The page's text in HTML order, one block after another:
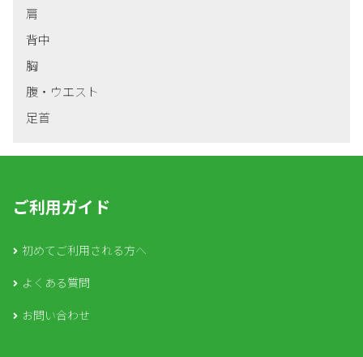
肩
背中
胸
腹・ウエスト
足首
ご利用ガイド
初めてご利用される方へ
よくある質問
お問い合わせ